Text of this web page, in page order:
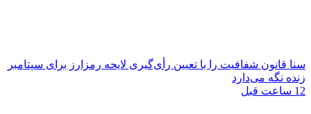
سنا قانون شفافیت را با تعیین رأی‌گیری لایحه رمزارز برای سپتامبر
زنده نگه می‌دارد
12 ساعت قبل